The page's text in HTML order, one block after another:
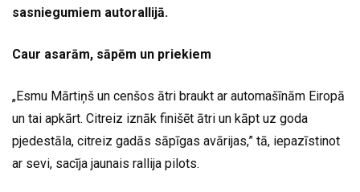
sasniegumiem autorallijā.
Caur asarām, sāpēm un priekiem
„Esmu Mārtiņš un cenšos ātri braukt ar automašīnām Eiropā
un tai apkārt. Citreiz iznāk finišēt ātri un kāpt uz goda
pjedestāla, citreiz gadās sāpīgas avārijas,” tā, iepazīstinot
ar sevi, sacīja jaunais rallija pilots.